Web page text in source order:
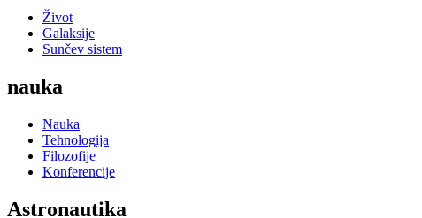
Život
Galaksije
Sunčev sistem
nauka
Nauka
Tehnologija
Filozofije
Konferencije
Astronautika